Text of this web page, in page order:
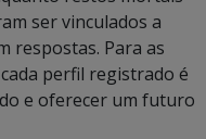
ser vinculados a
respostas. Para as
perfil registrado é
e oferecer um futuro